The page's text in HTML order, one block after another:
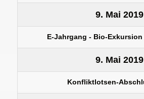
9. Mai 2019
E-Jahrgang - Bio-
9. Mai 2019
Konfliktlotsen-